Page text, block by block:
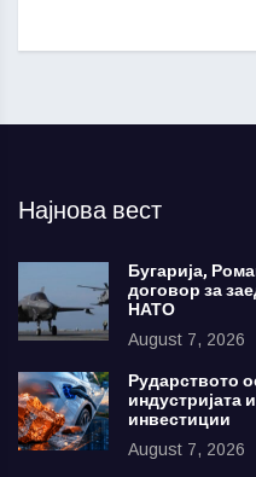
Најнова вест
Бугарија,
договор за
НАТО
August 7, 2026
Рударството
индустријата
инвестиции
August 7, 2026